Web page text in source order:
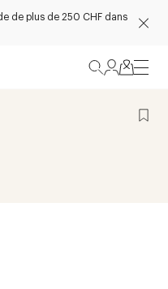
de plus de 250 CHF dans